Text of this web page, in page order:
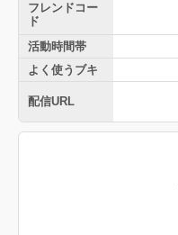
フレンドコー
ド
活動時間帯
よく使うブキ
配信URL